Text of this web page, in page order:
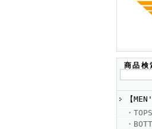
商品検
【
・TOPS
・